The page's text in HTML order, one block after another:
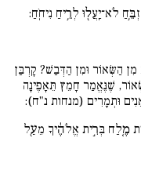
לֹא־יַֽעֲל֖וּ לְרֵ֥יחַ נִיחֹֽחַ:
הַשְּׂאוֹר וּמִן הַדְּבַשׁ? קָרְבַּן
שֶׁנֶּאֱמַר חָמֵץ תֵּאָפֶינָה
וּתְמָרִים (מנחות נ"ח):
מֶ֚לַח בְּרִ֣ית אֱלֹהֶ֔יךָ מֵעַ֖ל